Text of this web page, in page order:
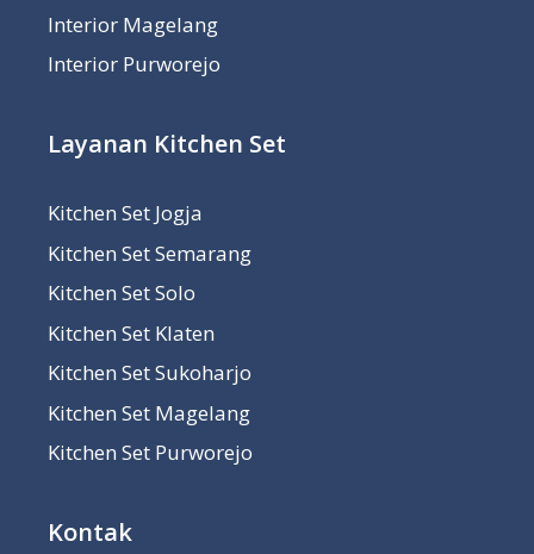
Interior Magelang
Interior Purworejo
Layanan Kitchen Set
Kitchen Set Jogja
Kitchen Set Semarang
Kitchen Set Solo
Kitchen Set Klaten
Kitchen Set Sukoharjo
Kitchen Set Magelang
Kitchen Set Purworejo
Kontak